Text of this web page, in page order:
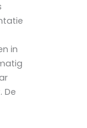
in
De